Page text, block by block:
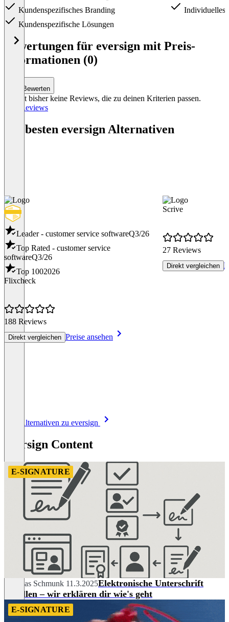
Kundenspezifisches Branding
Kundenspezifische Lösungen
Individuelles
Bewertungen für eversign mit Preis-
Informationen (0)
Bewerten
Es gibt bisher keine Reviews, die zu deinen Kriterien passen.
Alle Reviews
Die besten eversign Alternativen
Leader - customer service softwareQ3/26
Top Rated - customer service
softwareQ3/26
Top 1002026
Flixcheck
188 Reviews
Direkt vergleichen Preise ansehen
Scrive
27 Reviews
Direkt vergleichen
Alle Alternativen zu eversign
eversign Content
E-SIGNATURE
Andreas Schmunk 11.3.2025Elektronische Unterschrift
erstellen – wir erklären dir wie's geht
E-SIGNATURE